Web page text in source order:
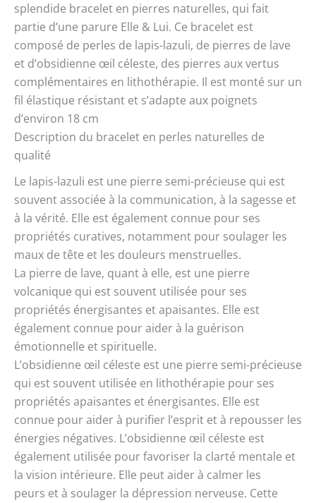
splendide bracelet en pierres naturelles, qui fait
partie d’une parure Elle & Lui. Ce bracelet est
composé de perles de lapis-lazuli, de pierres de lave
et d’obsidienne œil céleste, des pierres aux vertus
complémentaires en lithothérapie. Il est monté sur un
fil élastique résistant et s’adapte aux poignets
d’environ 18 cm
Description du bracelet en perles naturelles de
qualité
Le lapis-lazuli est une pierre semi-précieuse qui est
souvent associée à la communication, à la sagesse et
à la vérité. Elle est également connue pour ses
propriétés curatives, notamment pour soulager les
maux de tête et les douleurs menstruelles.
La pierre de lave, quant à elle, est une pierre
volcanique qui est souvent utilisée pour ses
propriétés énergisantes et apaisantes. Elle est
également connue pour aider à la guérison
émotionnelle et spirituelle.
L’obsidienne œil céleste est une pierre semi-précieuse
qui est souvent utilisée en lithothérapie pour ses
propriétés apaisantes et énergisantes. Elle est
connue pour aider à purifier l’esprit et à repousser les
énergies négatives. L’obsidienne œil céleste est
également utilisée pour favoriser la clarté mentale et
la vision intérieure. Elle peut aider à calmer les
peurs et à soulager la dépression nerveuse. Cette